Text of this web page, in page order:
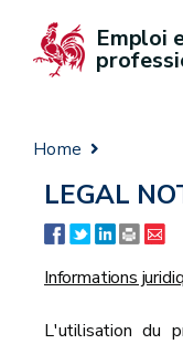
Emploi
Home
LEGAL
Informations
L'utilisation du